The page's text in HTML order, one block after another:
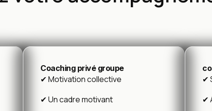
Coaching privé groupe
✔ Motivation collective
✔ Un cadre motivant
✔
✔